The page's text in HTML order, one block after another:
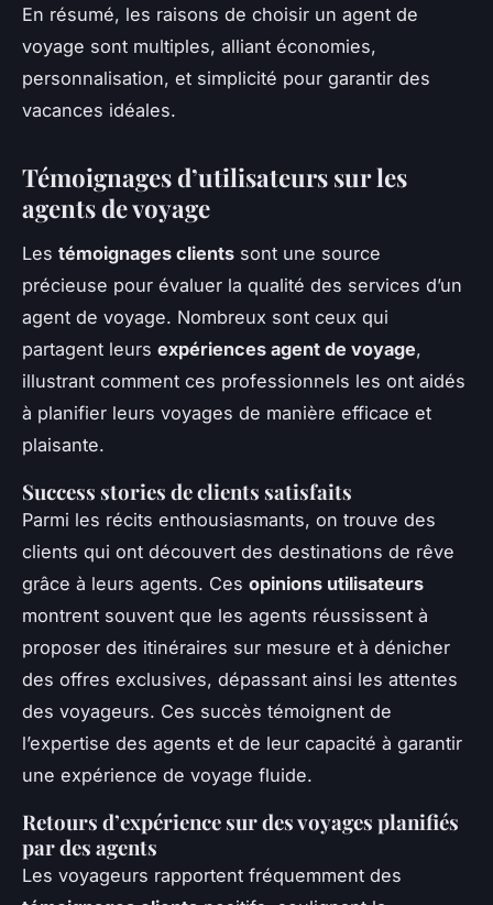
En résumé, les raisons de choisir un agent de
voyage sont multiples, alliant économies,
personnalisation, et simplicité pour garantir des
vacances idéales.
Témoignages d’utilisateurs sur les
agents de voyage
Les témoignages clients sont une source
précieuse pour évaluer la qualité des services d’un
agent de voyage. Nombreux sont ceux qui
partagent leurs expériences agent de voyage,
illustrant comment ces professionnels les ont aidés
à planifier leurs voyages de manière efficace et
plaisante.
Success stories de clients satisfaits
Parmi les récits enthousiasmants, on trouve des
clients qui ont découvert des destinations de rêve
grâce à leurs agents. Ces opinions utilisateurs
montrent souvent que les agents réussissent à
proposer des itinéraires sur mesure et à dénicher
des offres exclusives, dépassant ainsi les attentes
des voyageurs. Ces succès témoignent de
l’expertise des agents et de leur capacité à garantir
une expérience de voyage fluide.
Retours d’expérience sur des voyages planifiés
par des agents
Les voyageurs rapportent fréquemment des